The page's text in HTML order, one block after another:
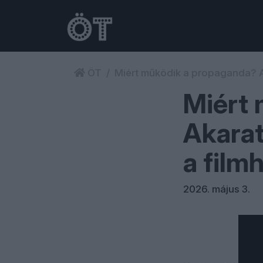
Miért
a
2026. május 3.